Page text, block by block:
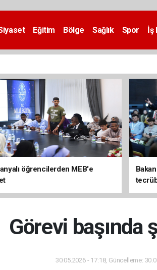
Eğitim Bölge Sağlık Spor İş
öğrencilerden MEB'e
Görevi başında
30.05.2026 - 17:18, Güncelleme: